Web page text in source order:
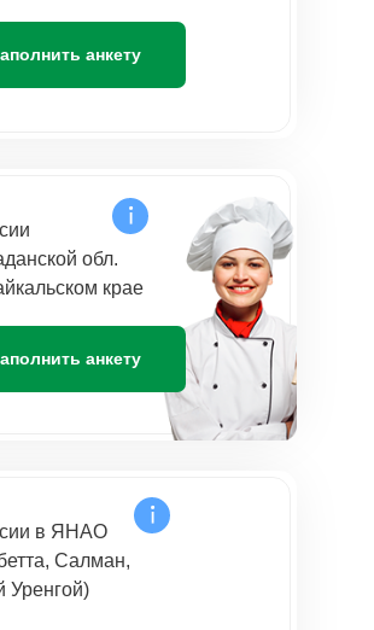
анкету
анкету
в ЯНАО
Салман,
Уренгой)
обл.
крае